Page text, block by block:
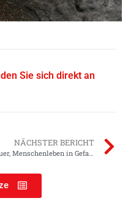
Sie sich direkt an
NÄCHSTER BERICHT
Feuer, Menschenleben in Gefahr